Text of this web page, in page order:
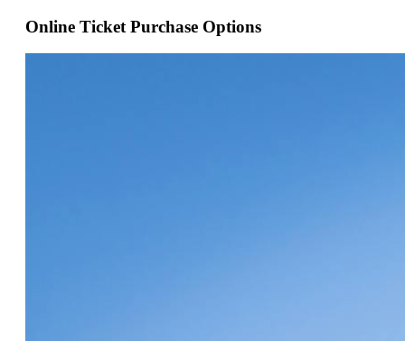
Online Ticket Purchase Options